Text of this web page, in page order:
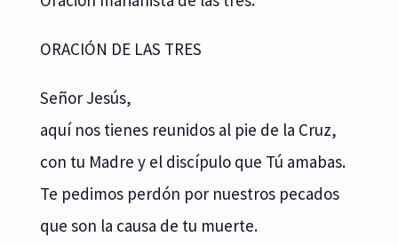
ORACIÓN DE LAS TRES
Señor Jesús,
aquí nos tienes reunidos al pie de la Cruz,
con tu Madre y el discípulo que Tú amabas.
Te pedimos perdón por nuestros pecados
que son la causa de tu muerte.